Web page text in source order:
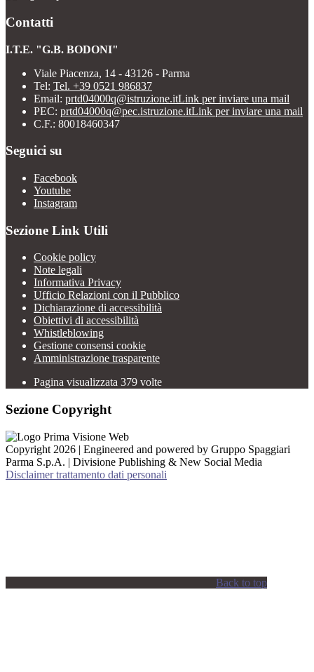
Contatti
I.T.E. "G.B. BODONI"
Viale Piacenza, 14 - 43126 - Parma
Tel: Tel. +39 0521 986837
Email: prtd04000q@istruzione.itLink per inviare una mail
PEC: prtd04000q@pec.istruzione.itLink per inviare una mail
C.F.: 80018460347
Seguici su
Facebook
Youtube
Instagram
Sezione Link Utili
Cookie policy
Note legali
Informativa Privacy
Ufficio Relazioni con il Pubblico
Dichiarazione di accessibilità
Obiettivi di accessibilità
Whistleblowing
Gestione consensi cookie
Amministrazione trasparente
Pagina visualizzata 379 volte
Sezione Copyright
Copyright 2026 | Engineered and powered by Gruppo Spaggiari
Parma S.p.A. | Divisione Publishing & New Social Media
Disclaimer trattamento dati personali
Back to top